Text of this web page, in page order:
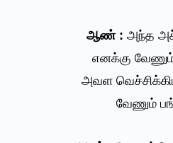
ஆண் : அந்த
எனக்கு
அவள
வேணும்